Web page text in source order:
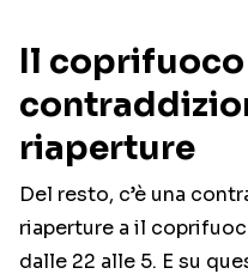
Il
riaperture
Del resto, c’è una
riaperture a il
dalle 22 alle 5. E su